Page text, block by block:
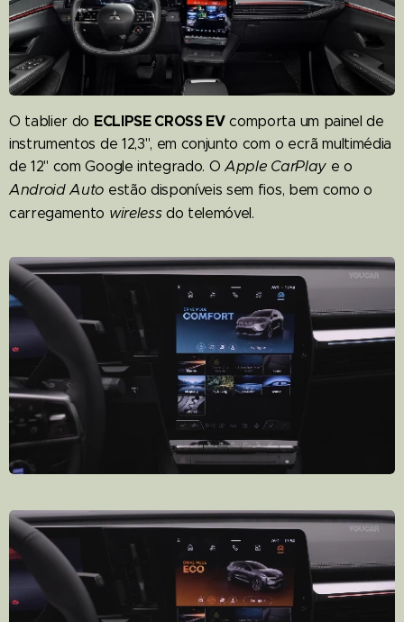
O tablier do ECLIPSE CROSS EVcomporta um painel de
instrumentos de 12,3", em conjunto com o ecrã multimédia
de 12" com Google integrado. OApple CarPlaye o
Android Auto estão disponíveis sem fios, bem como o
carregamento wirelessdo telemóvel.